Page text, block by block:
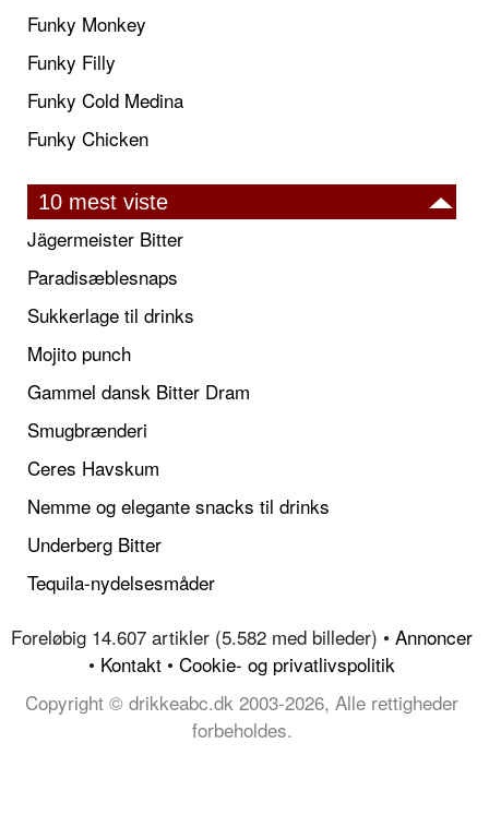
Funky Monkey
Funky Filly
Funky Cold Medina
Funky Chicken
10 mest viste
Jägermeister Bitter
Paradisæblesnaps
Sukkerlage til drinks
Mojito punch
Gammel dansk Bitter Dram
Smugbrænderi
Ceres Havskum
Nemme og elegante snacks til drinks
Underberg Bitter
Tequila-nydelsesmåder
Foreløbig 14.607 artikler (5.582 med billeder) • Annoncer
• Kontakt • Cookie- og privatlivspolitik
Copyright © drikkeabc.dk 2003-2026, Alle rettigheder
forbeholdes.